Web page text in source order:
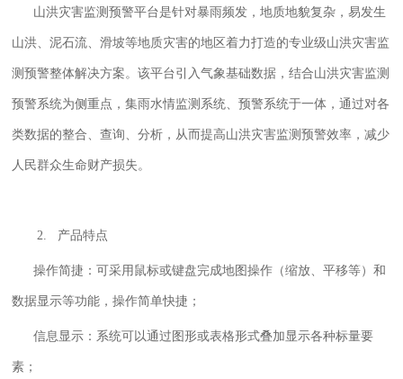
山洪灾害监测预警平台是针对暴雨频发，地质地貌复杂，易发生
山洪、泥石流、滑坡等地质灾害的地区着力打造的专业级山洪灾害监
测预警整体解决方案。该平台引入气象基础数据，结合山洪灾害监测
预警系统为侧重点，集雨水情监测系统、预警系统于一体，通过对各
类数据的整合、查询、分析，从而提高山洪灾害监测预警效率，减少
人民群众生命财产损失。
2. 产品特点
操作简捷：可采用鼠标或键盘完成地图操作（缩放、平移等）和
数据显示等功能，操作简单快捷；
信息显示：系统可以通过图形或表格形式叠加显示各种标量要
素；